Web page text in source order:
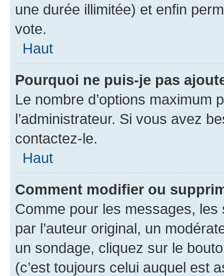
une durée illimitée) et enfin
vote.
Haut
Pourquoi ne puis-je pas
Le nombre d’options maximum
l’administrateur. Si vous avez
contactez-le.
Haut
Comment modifier ou
Comme pour les messages,
par l’auteur original, un
un sondage, cliquez sur le
(c’est toujours celui auquel est